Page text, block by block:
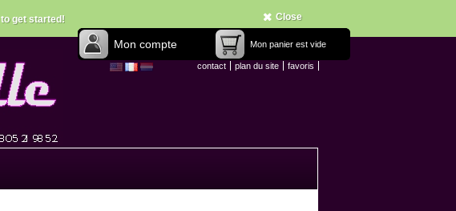
to get started! Close
contact plan du site favoris
Mon compte Mon panier est vide